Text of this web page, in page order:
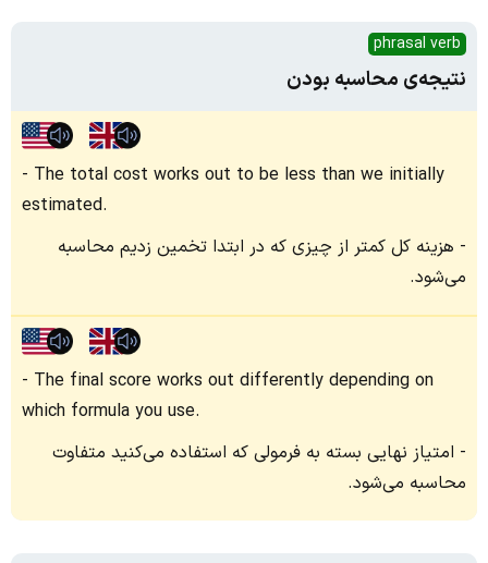
phrasal verb
نتیجه‌ی محاسبه بودن
The total cost works out to be less than we initially
estimated.
هزینه کل کمتر از چیزی که در ابتدا تخمین زدیم محاسبه
می‌شود.
The final score works out differently depending on
which formula you use.
امتیاز نهایی بسته به فرمولی که استفاده می‌کنید متفاوت
محاسبه می‌شود.